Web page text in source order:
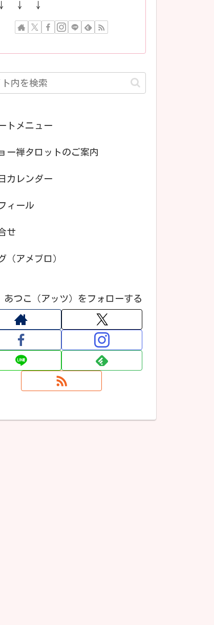
↓ ↓ ↓
トメニュー
ー禅タロットのご案内
カレンダー
ィール
せ
（アメブロ）
あつこ（アッツ）をフォローする